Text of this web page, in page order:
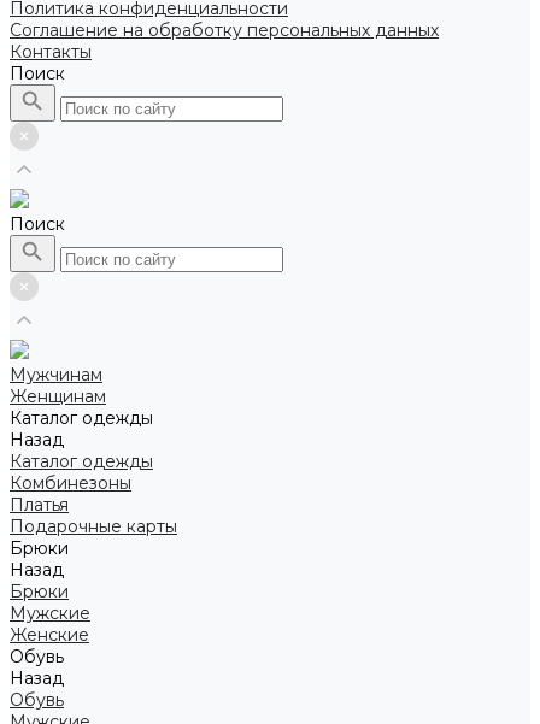
Политика конфиденциальности
Соглашение на обработку персональных данных
Контакты
Поиск
Поиск
Мужчинам
Женщинам
Каталог одежды
Назад
Каталог одежды
Комбинезоны
Платья
Подарочные карты
Брюки
Назад
Брюки
Мужские
Женские
Обувь
Назад
Обувь